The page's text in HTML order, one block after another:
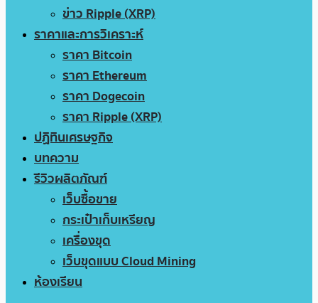
ข่าว Ripple (XRP)
ราคาและการวิเคราะห์
ราคา Bitcoin
ราคา Ethereum
ราคา Dogecoin
ราคา Ripple (XRP)
ปฏิทินเศรษฐกิจ
บทความ
รีวิวผลิตภัณฑ์
เว็บซื้อขาย
กระเป๋าเก็บเหรียญ
เครื่องขุด
เว็บขุดแบบ Cloud Mining
ห้องเรียน